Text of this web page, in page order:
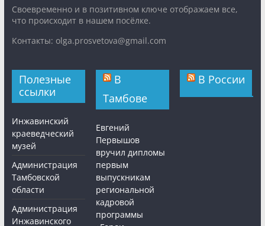
Cвоевременно и в позитивном ключе отображаем все,
что происходит в нашем посёлке.
Контакты: olga.prosvetova@gmail.com
Полезные
ссылки
Инжавинский
краеведческий
музей
Администрация
Тамбовской
области
Администрация
Инжавинского
В
Тамбове
Евгений
Первышов
вручил дипломы
первым
выпускникам
региональной
кадровой
программы
В России